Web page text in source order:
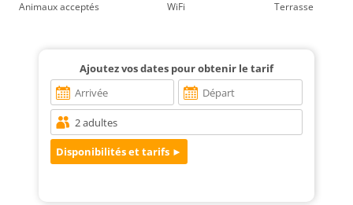
Animaux acceptés WiFi Terrasse
Ajoutez vos dates pour obtenir le tarif